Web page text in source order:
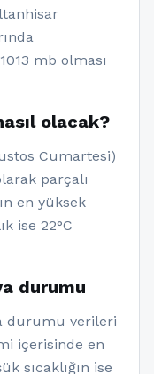
mb olması
olacak?
Cumartesi)
parçalı
en yüksek
ise 22°C
durumu
durumu verileri
içerisinde en
sıcaklığın ise